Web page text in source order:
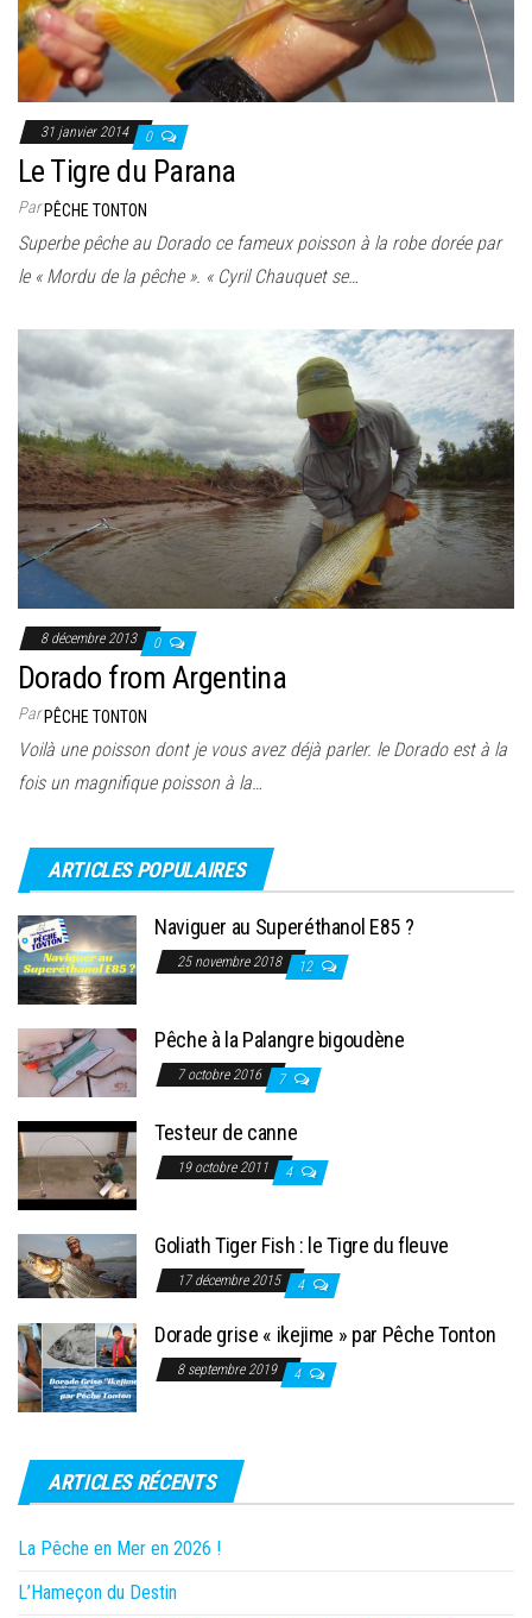
31 janvier 2014 0
Le Tigre du Parana
ParPÊCHE TONTON
Superbe pêche au Dorado ce fameux poisson à la robe dorée par
le « Mordu de la pêche ». « Cyril Chauquet se…
8 décembre 2013 0
Dorado from Argentina
ParPÊCHE TONTON
Voilà une poisson dont je vous avez déjà parler. le Dorado est à la
fois un magnifique poisson à la…
ARTICLES POPULAIRES
Naviguer au Superéthanol E85 ?
25 novembre 2018 12
Pêche à la Palangre bigoudène
7 octobre 2016 7
Testeur de canne
19 octobre 2011 4
Goliath Tiger Fish : le Tigre du fleuve
17 décembre 2015 4
Dorade grise « ikejime » par Pêche Tonton
8 septembre 2019 4
ARTICLES RÉCENTS
La Pêche en Mer en 2026 !
L’Hameçon du Destin